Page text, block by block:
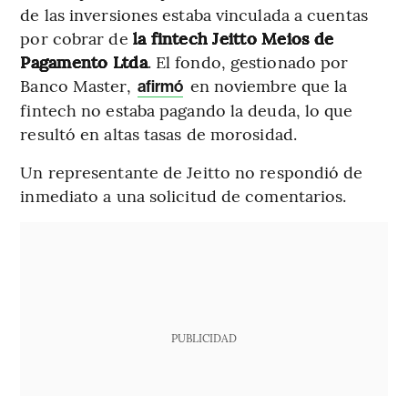
de las inversiones estaba vinculada a cuentas
por cobrar de la fintech Jeitto Meios de
Pagamento Ltda. El fondo, gestionado por
Banco Master, afirmó en noviembre que la
fintech no estaba pagando la deuda, lo que
resultó en altas tasas de morosidad.
Un representante de Jeitto no respondió de
inmediato a una solicitud de comentarios.
PUBLICIDAD